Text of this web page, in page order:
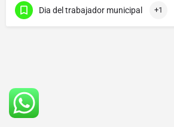
Dia del trabajador municipal +1